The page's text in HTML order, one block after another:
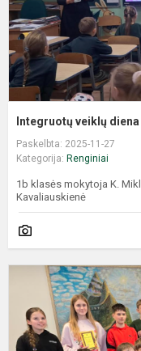
Integruotų veiklų
Paskelbta: 2025-11-27
Kategorija: Renginiai
1b klasės mokytoja K.
Kavaliauskienė